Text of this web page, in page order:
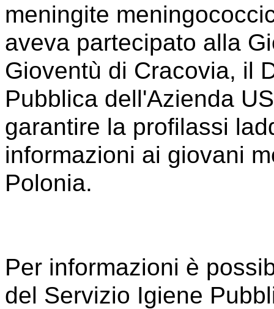
meningite
aveva partecipato alla
Gioventù di Cracovia, il
Pubblica dell'Azienda
garantire la profilassi
informazioni ai giovani
Polonia.
Per informazioni è
del Servizio Igiene